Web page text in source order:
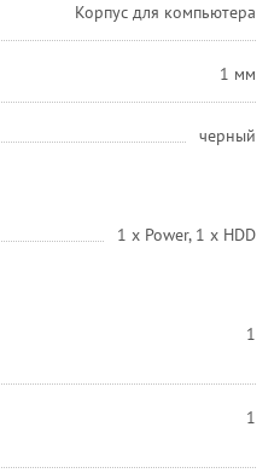
Корпус для компьютера
1 мм
черный
1 x Power, 1 x HDD
1
1